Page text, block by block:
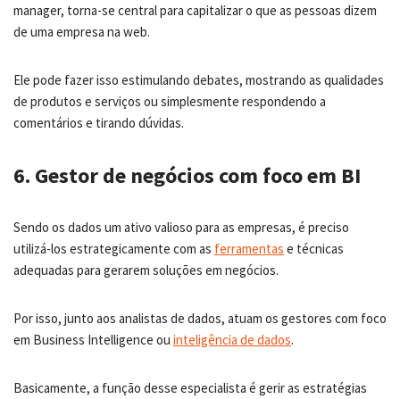
manager, torna-se central para capitalizar o que as pessoas dizem
de uma empresa na web.
Ele pode fazer isso estimulando debates, mostrando as qualidades
de produtos e serviços ou simplesmente respondendo a
comentários e tirando dúvidas.
6. Gestor de negócios com foco em BI
Sendo os dados um ativo valioso para as empresas, é preciso
utilizá-los estrategicamente com as ferramentas e técnicas
adequadas para gerarem soluções em negócios.
Por isso, junto aos analistas de dados, atuam os gestores com foco
em Business Intelligence ou inteligência de dados.
Basicamente, a função desse especialista é gerir as estratégias